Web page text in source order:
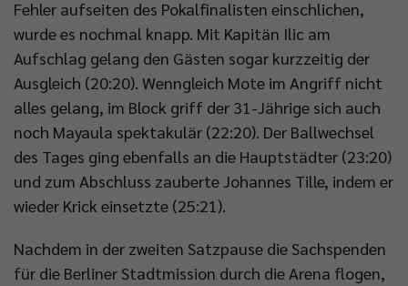
Fehler aufseiten des Pokalfinalisten einschlichen,
wurde es nochmal knapp. Mit Kapitän Ilic am
Aufschlag gelang den Gästen sogar kurzzeitig der
Ausgleich (20:20). Wenngleich Mote im Angriff nicht
alles gelang, im Block griff der 31-Jährige sich auch
noch Mayaula spektakulär (22:20). Der Ballwechsel
des Tages ging ebenfalls an die Hauptstädter (23:20)
und zum Abschluss zauberte Johannes Tille, indem er
wieder Krick einsetzte (25:21).
Nachdem in der zweiten Satzpause die Sachspenden
für die Berliner Stadtmission durch die Arena flogen,